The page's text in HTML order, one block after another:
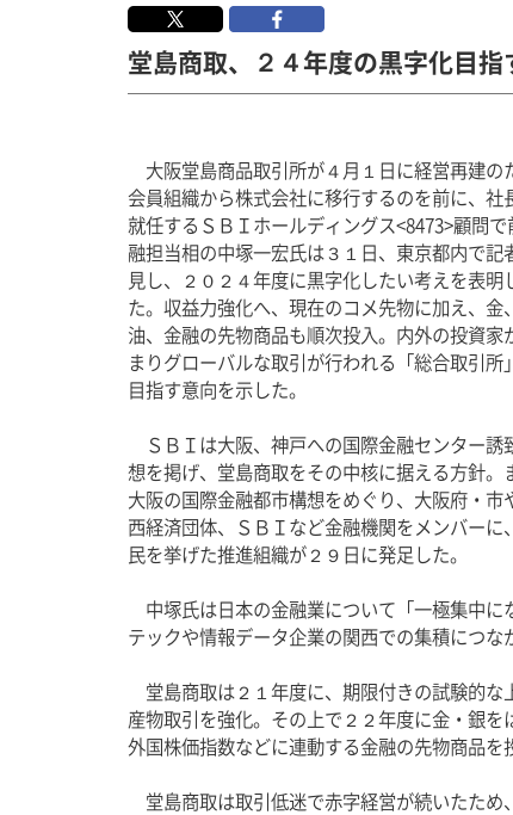
堂島商取、２４年度の黒字化目
大阪堂島商品取引所が４月１日に経営再建の
会員組織から株式会社に移行するのを前に、社
就任するＳＢＩホールディングス<8473>顧問で
融担当相の中塚一宏氏は３１日、東京都内で記
見し、２０２４年度に黒字化したい考えを表明
た。収益力強化へ、現在のコメ先物に加え、金
油、金融の先物商品も順次投入。内外の投資家
まりグローバルな取引が行われる「 総合取引所
目指す意向を示した。
ＳＢＩは大阪、神戸への 国際金融センター誘
想を掲げ、堂島商取をその中核に据える方針。
大阪の 国際金融都市構想をめぐり、大阪府・市
西経済団体、ＳＢＩなど金融機関をメンバーに
民を挙げた推進組織が２９日に発足した。
中塚氏は日本の金融業について「一極集中に
テックや情報データ企業の関西での集積につな
堂島商取は２１年度に、期限付きの試験的な
産物取引を強化。その上で２２年度に金・銀
外国株価指数などに連動する金融の先物商品を
堂島商取は取引低迷で赤字経営が続いたため